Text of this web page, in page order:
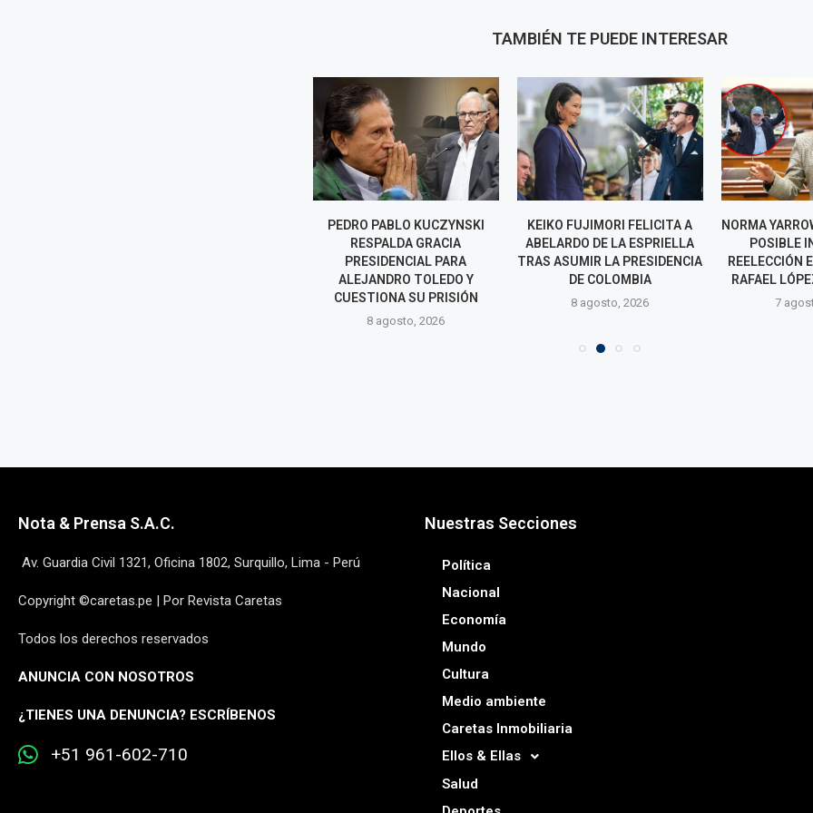
TAMBIÉN TE PUEDE INTERESAR
PEDRO PABLO KUCZYNSKI
RESPALDA GRACIA
PRESIDENCIAL PARA
ALEJANDRO TOLEDO Y
CUESTIONA SU PRISIÓN
8 agosto, 2026
KEIKO FUJIMORI FELICITA A
ABELARDO DE LA ESPRIELLA
TRAS ASUMIR LA PRESIDENCIA
DE COLOMBIA
8 agosto, 2026
NORMA
POSIBLE
REELECCIÓN
RAFAEL
7
Nota & Prensa S.A.C.
Av. Guardia Civil 1321, Oficina 1802, Surquillo, Lima - Perú
Copyright ©caretas.pe | Por Revista Caretas
Todos los derechos reservados
ANUNCIA CON NOSOTROS
¿TIENES UNA DENUNCIA? ESCRÍBENOS
+51 961-602-710
Nuestras Secciones
Política
Nacional
Economía
Mundo
Cultura
Medio ambiente
Caretas Inmobiliaria
Ellos & Ellas
Salud